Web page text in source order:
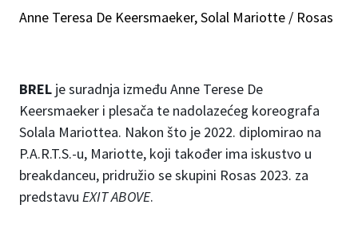
Anne Teresa De Keersmaeker, Solal Mariotte / Rosas
BREL je suradnja između Anne Terese De
Keersmaeker i plesača te nadolazećeg koreografa
Solala Mariottea. Nakon što je 2022. diplomirao na
P.A.R.T.S.-u, Mariotte, koji također ima iskustvo u
breakdanceu, pridružio se skupini Rosas 2023. za
predstavu EXIT ABOVE.